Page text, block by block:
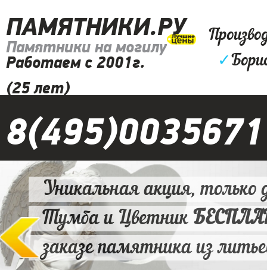
ПАМЯТНИКИ.РУ
Памятники на могилу
Работаем с 2001г.
(25 лет)
✓
8(495)0035671
Уникальная акция, только
Тумба и Цветник
заказе памятника из